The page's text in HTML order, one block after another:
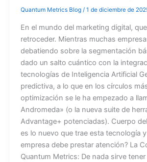
Quantum Metrics Blog / 1 de diciembre de
En el mundo del marketing digital,
retroceder. Mientras muchas
debatiendo sobre la segmentación
dado un salto cuántico con la
tecnologías de Inteligencia Artificial
predictiva, a lo que en los círculos
optimización se le ha empezado a
Andromeda» (o la nueva suite de
Advantage+ potenciadas). Cuerpo
es lo nuevo que trae esta tecnología
empresa debe prestar atención? La
Quantum Metrics: De nada sirve